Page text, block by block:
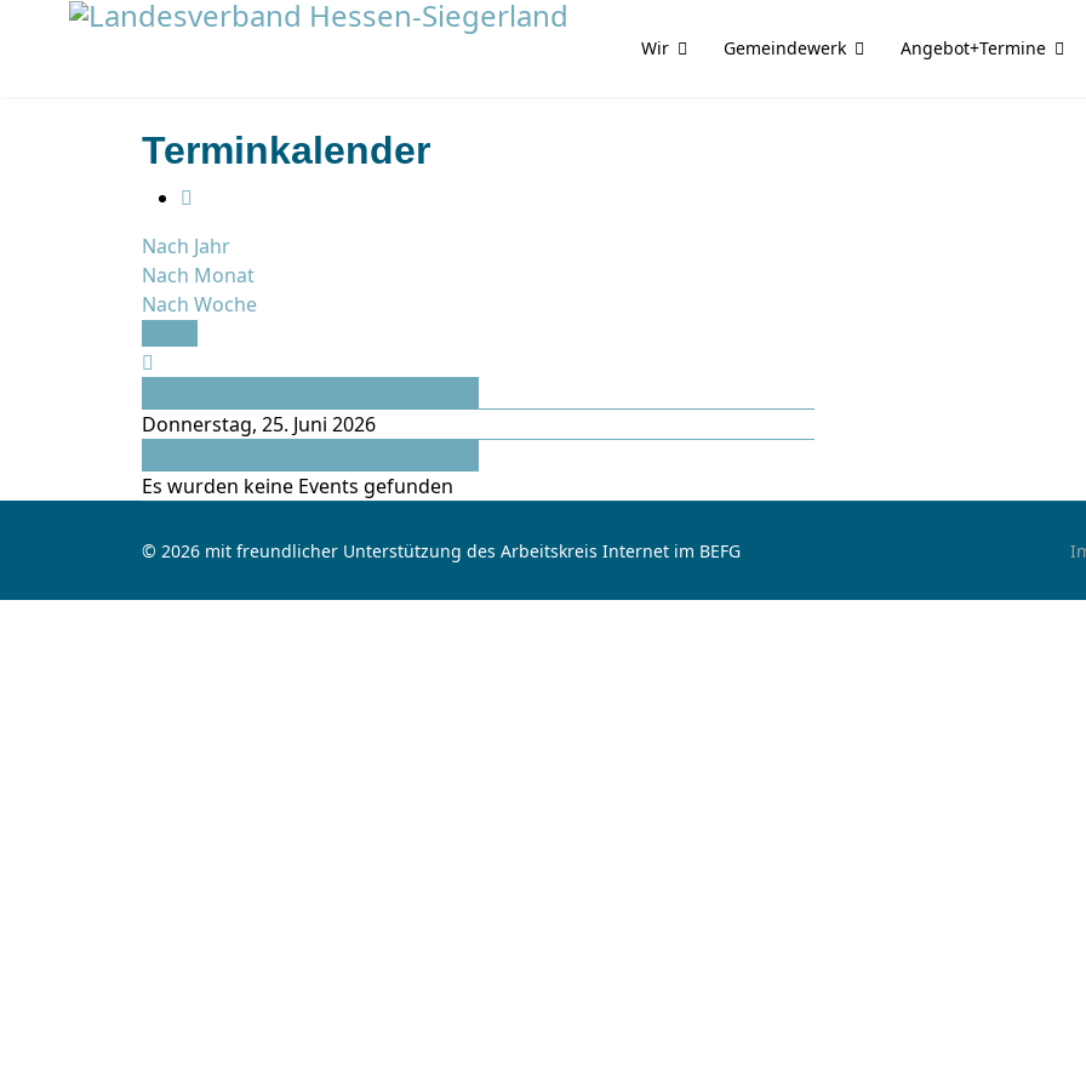
Wir Gemeindewerk Angebot+Termine
Terminkalender
Nach Jahr
Nach Monat
Nach Woche
Donnerstag, 25. Juni 2026
Es wurden keine Events gefunden
© 2026 mit freundlicher Unterstützung des Arbeitskreis Internet im BEFG